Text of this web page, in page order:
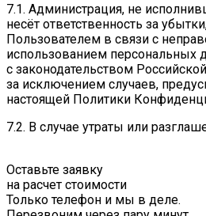
7.1. Администрация, не
несёт ответственность за
Пользователем в связи с
использованием персональных
с законодательством
за исключением случаев,
настоящей Политики
7.2. В случае утраты или
Оставьте заявку
на расчет стоимости
Только телефон и мы в деле.